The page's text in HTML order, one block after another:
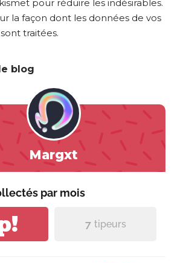
pour réduire les indésirables.
la façon dont les données de vos
traitées.
blog
Margxt
par mois
7 tipeurs